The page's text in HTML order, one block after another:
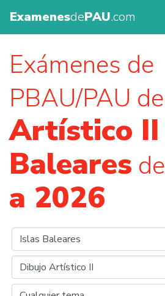
ExamenesdePAU.com
Exámenes de
PBAU/PAU de
Artístico II
Baleares de
a 2026